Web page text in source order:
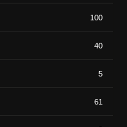
100
40
5
61